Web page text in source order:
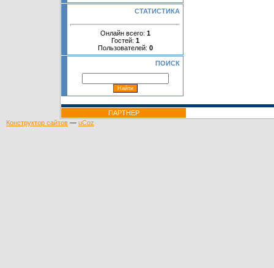
СТАТИСТИКА
Онлайн всего: 1
Гостей: 1
Пользователей: 0
ПОИСК
ПАРТНЕР
Конструктор сайтов — uCoz